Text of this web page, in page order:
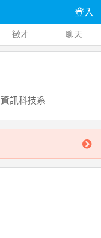
登入
徵才 聊天
資訊科技系